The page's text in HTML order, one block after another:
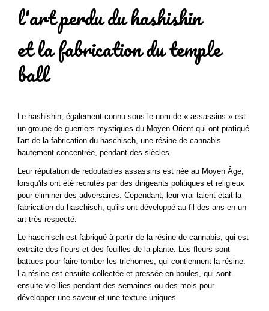
l'art perdu du hashishin
et la fabrication du temple
ball
Le hashishin, également connu sous le nom de « assassins » est
un groupe de guerriers mystiques du Moyen-Orient qui ont pratiqué
l'art de la fabrication du haschisch, une résine de cannabis
hautement concentrée, pendant des siècles.
Leur réputation de redoutables assassins est née au Moyen Âge,
lorsqu'ils ont été recrutés par des dirigeants politiques et religieux
pour éliminer des adversaires. Cependant, leur vrai talent était la
fabrication du haschisch, qu'ils ont développé au fil des ans en un
art très respecté.
Le haschisch est fabriqué à partir de la résine de cannabis, qui est
extraite des fleurs et des feuilles de la plante. Les fleurs sont
battues pour faire tomber les trichomes, qui contiennent la résine.
La résine est ensuite collectée et pressée en boules, qui sont
ensuite vieillies pendant des semaines ou des mois pour
développer une saveur et une texture uniques.